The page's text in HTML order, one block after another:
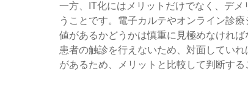
一方、IT化にはメリットだけでなく、デ
うことです。電子カルテやオンライン診
値があるかどうかは慎重に見極めなけれ
患者の触診を行えないため、対面してい
があるため、メリットと比較して判断する